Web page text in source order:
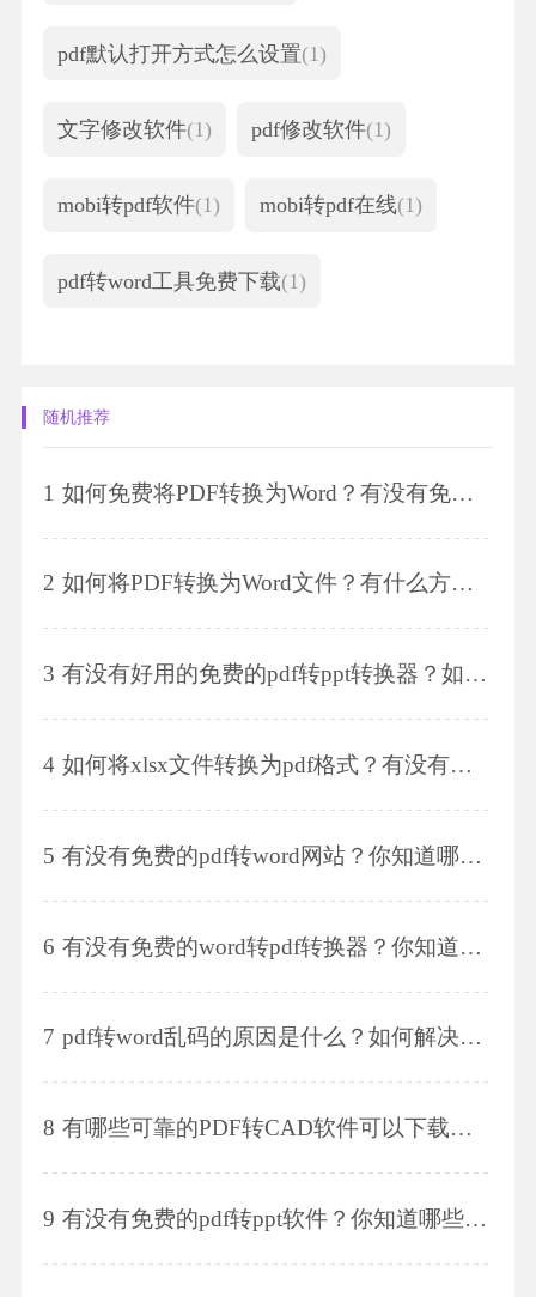
pdf默认打开方式怎么设置(1)
文字修改软件(1) pdf修改软件(1)
mobi转pdf软件(1) mobi转pdf在线(1)
pdf转word工具免费下载(1)
随机推荐
1 如何免费将PDF转换为Word？有没有免费的方法将PDF转换为Word？
2 如何将PDF转换为Word文件？有什么方法可以实现PDF转Word的转换？
3 有没有好用的免费的pdf转ppt转换器？如何将pdf文件转换为ppt格式的文件？
4 如何将xlsx文件转换为pdf格式？有没有简便的方法将xlsx转换成pdf文件？
5 有没有免费的pdf转word网站？你知道哪个pdf转word网站效果最好？
6 有没有免费的word转pdf转换器？你知道哪个网站有word转pdf的免费转换器吗？
7 pdf转word乱码的原因是什么？如何解决pdf转word乱码的问题？
8 有哪些可靠的PDF转CAD软件可以下载？如何找到可信赖的PDF转CAD软件下载？
9 有没有免费的pdf转ppt软件？你知道哪些免费的pdf转ppt软件？